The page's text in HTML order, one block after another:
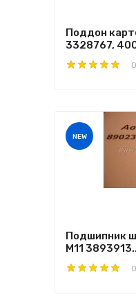
Поддон
3328767,
NEW
Подшипник
M11